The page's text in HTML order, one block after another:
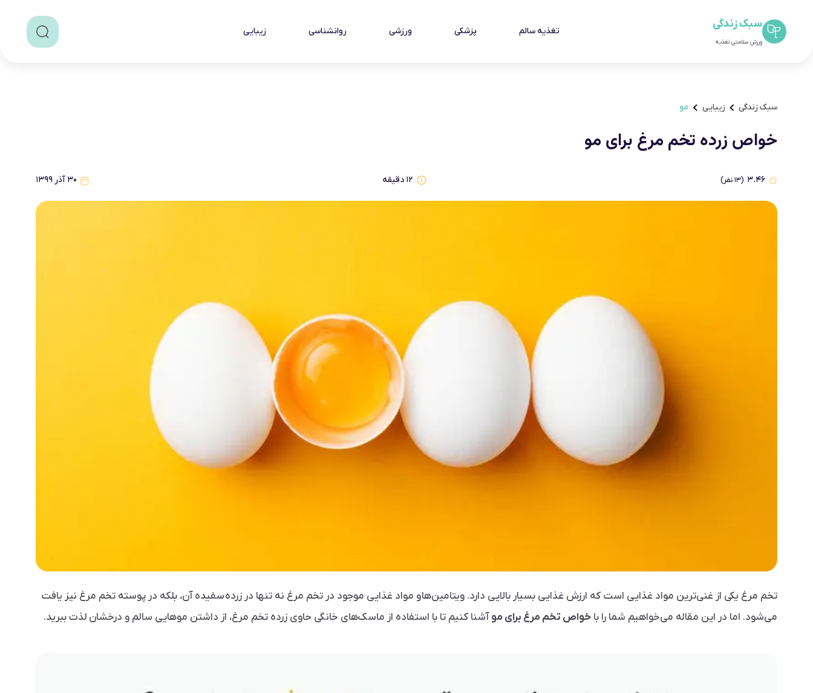
سبک زندگی
ورزش سلامتی تغذیه
تغذیه سالم پزشکی ورزشی روانشناسی زیبایی
سبک زندگی زیبایی مو
خواص زرده تخم مرغ برای مو
۳.۴۶ (۱۳نفر) ۱۲ دقیقه ۳۰ آذر ۱۳۹۹
تخم مرغ یکی از غنی‌ترین مواد غذایی است که ارزش غذایی بسیار بالایی دارد. ویتامین‌ها و مواد غذایی موجود در تخم مرغ نه تنها در زرده سفیده آن، بلکه در پوسته تخم مرغ نیز یافت
می‌شود. اما در این مقاله می‌خواهیم شما را با خواص تخم مرغ برای موآشنا کنیم تا با استفاده از ماسک‌های خانگی حاوی زرده تخم مرغ، از داشتن موهایی سالم و درخشان لذت ببرید.